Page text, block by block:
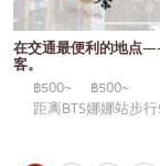
在交通最便利的地点
客。
฿500~
฿500~
距离BTS娜娜站步